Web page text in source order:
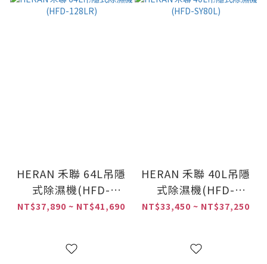
HERAN 禾聯 64L吊隱
式除濕機(HFD-
128LR)
NT$37,890 ~ NT$41,690
HERAN 禾聯 40L吊隱
式除濕機(HFD-
SY80L)
NT$33,450 ~ NT$37,250